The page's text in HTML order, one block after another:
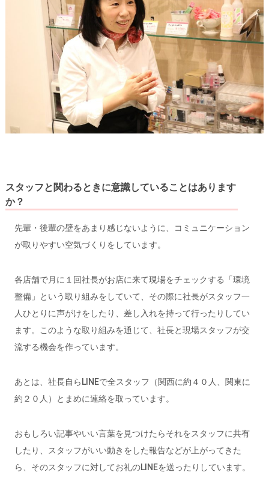
スタッフと関わるときに意識していることはあります
か？
先輩・後輩の壁をあまり感じないように、コミュニケーション
が取りやすい空気づくりをしています。
各店舗で月に１回社長がお店に来て現場をチェックする「環境
整備」という取り組みをしていて、その際に社長がスタッフ一
人ひとりに声がけをしたり、差し入れを持って行ったりしてい
ます。このような取り組みを通じて、社長と現場スタッフが交
流する機会を作っています。
あとは、社長自らLINEで全スタッフ（関西に約４０人、関東に
約２０人）とまめに連絡を取っています。
おもしろい記事やいい言葉を見つけたらそれをスタッフに共有
したり、スタッフがいい動きをした報告などが上がってきた
ら、そのスタッフに対してお礼のLINEを送ったりしています。